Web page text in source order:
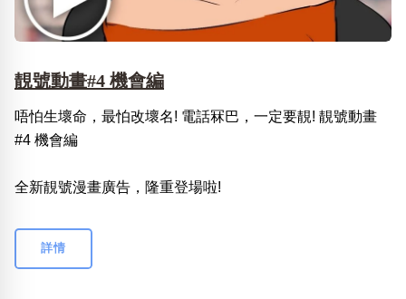
靚號動畫#4 機會編
唔怕生壞命，最怕改壞名! 電話冧巴，一定要靚! 靚號動畫
#4 機會編
全新靚號漫畫廣告，隆重登場啦!
詳情